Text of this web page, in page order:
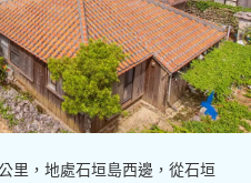
里，地處石垣島西邊，從石垣